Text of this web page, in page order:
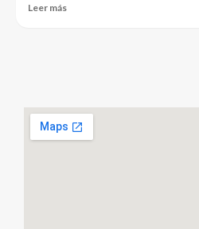
Leer más